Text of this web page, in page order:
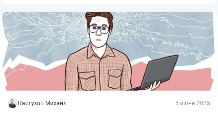
сотрудникам.
Пастухов Михаил 5 июня 2025